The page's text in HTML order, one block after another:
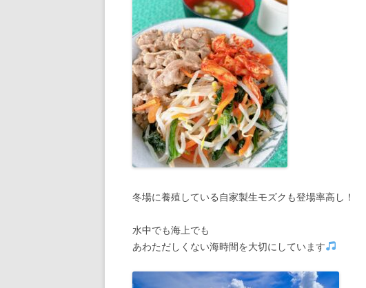
冬場に養殖している自家製生モズクも登場率高し！
水中でも海上でも
あわただしくない海時間を大切にしています